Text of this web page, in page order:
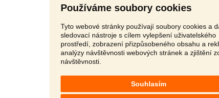
Používáme soubory cookies
Tyto webové stránky používají soubory cookies a
sledovací nástroje s cílem vylepšení uživatelského
prostředí, zobrazení přizpůsobeného obsahu a
analýzy návštěvnosti webových stránek a zjištění
návštěvnosti.
Souhlasím